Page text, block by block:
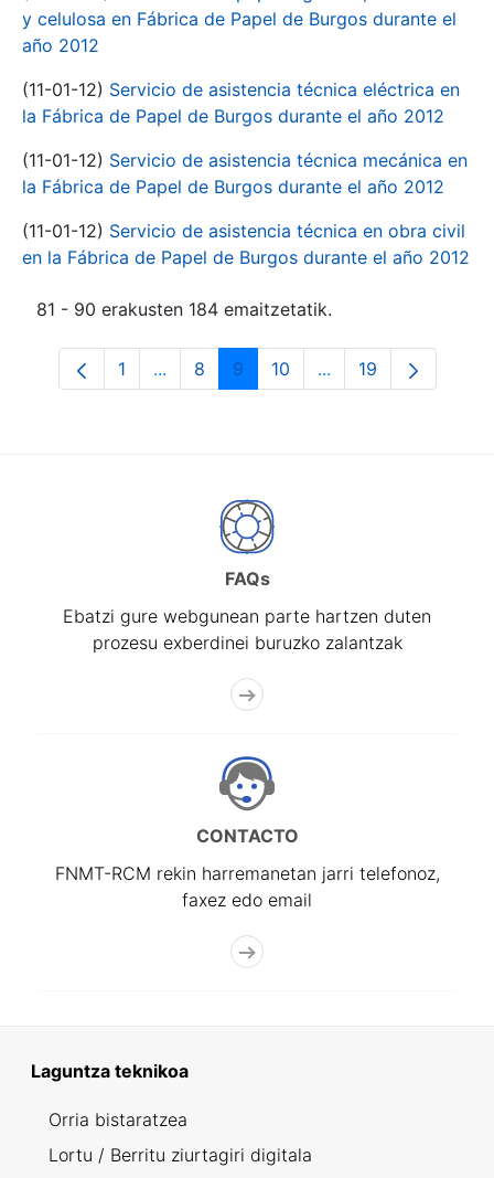
y celulosa en Fábrica de Papel de Burgos durante el
año 2012
(11-01-12) Servicio de asistencia técnica eléctrica en
la Fábrica de Papel de Burgos durante el año 2012
(11-01-12) Servicio de asistencia técnica mecánica en
la Fábrica de Papel de Burgos durante el año 2012
(11-01-12) Servicio de asistencia técnica en obra civil
en la Fábrica de Papel de Burgos durante el año 2012
81 - 90 erakusten 184 emaitzetatik.
Orrialdea
1 ...Intermediate Pages Use TAB to
Orrialdea
8 Orrialdea
9 Orrialdea
10 ...Intermediate Pages
Orrialdea
19
FAQs
Ebatzi gure webgunean parte hartzen duten
prozesu exberdinei buruzko zalantzak
CONTACTO
FNMT-RCM rekin harremanetan jarri telefonoz,
faxez edo email
Laguntza teknikoa
Orria bistaratzea
Lortu / Berritu ziurtagiri digitala